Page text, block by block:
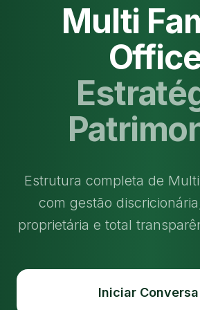
Multi
Estrutura completa de
com gestão
proprietária e total
Iniciar Conversa